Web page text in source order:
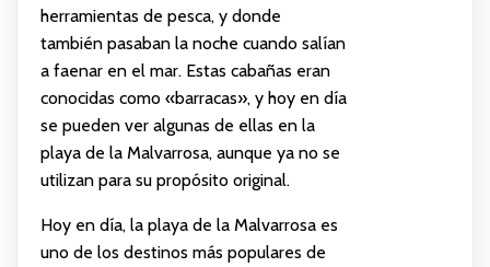
herramientas de pesca, y donde
también pasaban la noche cuando salían
a faenar en el mar. Estas cabañas eran
conocidas como «barracas», y hoy en día
se pueden ver algunas de ellas en la
playa de la Malvarrosa, aunque ya no se
utilizan para su propósito original.
Hoy en día, la playa de la Malvarrosa es
uno de los destinos más populares de